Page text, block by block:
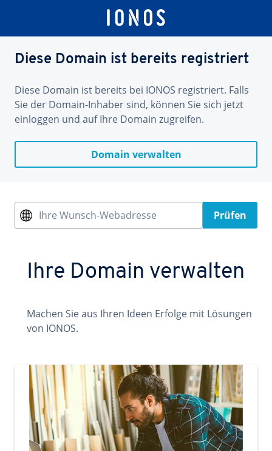
Diese Domain ist bereits registriert
Diese Domain ist bereits bei IONOS registriert. Falls
Sie der Domain-Inhaber sind, können Sie sich jetzt
einloggen und auf Ihre Domain zugreifen.
Domain verwalten
Ihre Wunsch-Webadresse Prüfen
Ihre Domain verwalten
Machen Sie aus Ihren Ideen Erfolge mit Lösungen
von IONOS.